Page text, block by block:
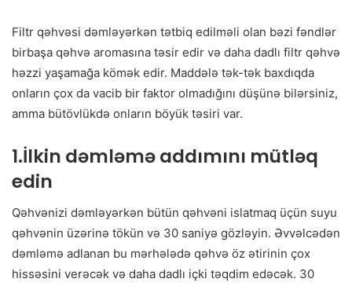
Filtr qəhvəsi dəmləyərkən tətbiq edilməli olan bəzi fəndlər
birbaşa qəhvə aromasına təsir edir və daha dadlı filtr qəhvə
həzzi yaşamağa kömək edir. Maddələ tək-tək baxdıqda
onların çox da vacib bir faktor olmadığını düşünə bilərsiniz,
amma bütövlükdə onların böyük təsiri var.
1.İlkin dəmləmə addımını mütləq
edin
Qəhvənizi dəmləyərkən bütün qəhvəni islatmaq üçün suyu
qəhvənin üzərinə tökün və 30 saniyə gözləyin. Əvvəlcədən
dəmləmə adlanan bu mərhələdə qəhvə öz ətirinin çox
hissəsini verəcək və daha dadlı içki təqdim edəcək. 30